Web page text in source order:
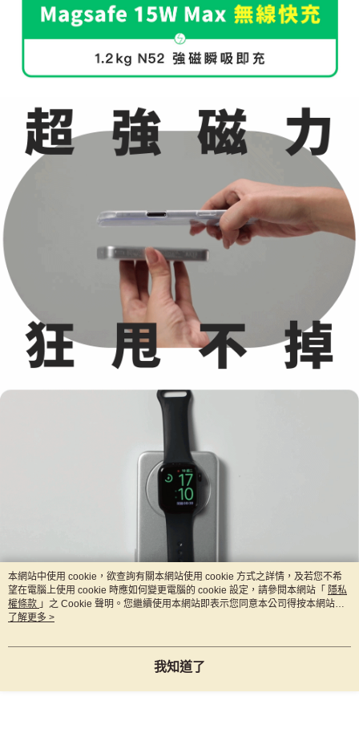
本網站中使用 cookie，欲查詢有關本網站使用 cookie 方式之詳情，及若您不希
望在電腦上使用 cookie 時應如何變更電腦的 cookie 設定，請參閱本網站「 隱私
權條款 」之 Cookie 聲明。您繼續使用本網站即表示您同意本公司得按本網站使
用條款之 Cookie 聲明使用 cookie。
了解更多 >
我知道了